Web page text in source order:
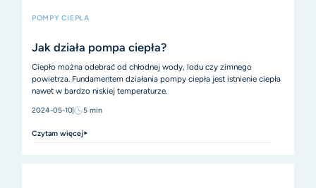
POMPY CIEPŁA
Jak działa pompa ciepła?
Ciepło można odebrać od chłodnej wody, lodu czy zimnego
powietrza. Fundamentem działania pompy ciepła jest istnienie ciepła
nawet w bardzo niskiej temperaturze.
2024-05-10 5 min
Czytam więcej